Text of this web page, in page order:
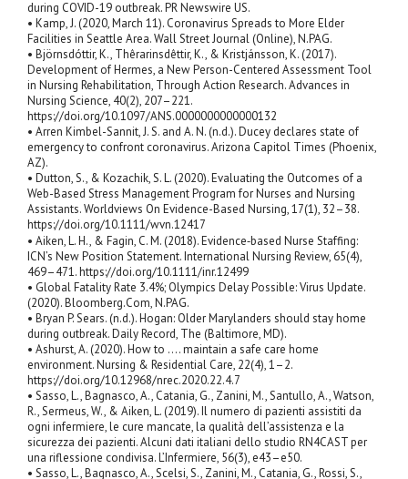
during COVID-19 outbreak. PR Newswire US.
• Kamp, J. (2020, March 11). Coronavirus Spreads to More Elder
Facilities in Seattle Area. Wall Street Journal (Online), N.PAG.
• Björnsdóttir, K., Thêrarinsdêttir, K., & Kristjánsson, K. (2017).
Development of Hermes, a New Person-Centered Assessment Tool
in Nursing Rehabilitation, Through Action Research. Advances in
Nursing Science, 40(2), 207–221.
https://doi.org/10.1097/ANS.0000000000000132
• Arren Kimbel-Sannit, J. S. and A. N. (n.d.). Ducey declares state of
emergency to confront coronavirus. Arizona Capitol Times (Phoenix,
AZ).
• Dutton, S., & Kozachik, S. L. (2020). Evaluating the Outcomes of a
Web-Based Stress Management Program for Nurses and Nursing
Assistants. Worldviews On Evidence-Based Nursing, 17(1), 32–38.
https://doi.org/10.1111/wvn.12417
• Aiken, L. H., & Fagin, C. M. (2018). Evidence‐based Nurse Staffing:
ICN’s New Position Statement. International Nursing Review, 65(4),
469–471. https://doi.org/10.1111/inr.12499
• Global Fatality Rate 3.4%; Olympics Delay Possible: Virus Update.
(2020). Bloomberg.Com, N.PAG.
• Bryan P. Sears. (n.d.). Hogan: Older Marylanders should stay home
during outbreak. Daily Record, The (Baltimore, MD).
• Ashurst, A. (2020). How to …. maintain a safe care home
environment. Nursing & Residential Care, 22(4), 1–2.
https://doi.org/10.12968/nrec.2020.22.4.7
• Sasso, L., Bagnasco, A., Catania, G., Zanini, M., Santullo, A., Watson,
R., Sermeus, W., & Aiken, L. (2019). Il numero di pazienti assistiti da
ogni infermiere, le cure mancate, la qualità dell’assistenza e la
sicurezza dei pazienti. Alcuni dati italiani dello studio RN4CAST per
una riflessione condivisa. L’Infermiere, 56(3), e43–e50.
• Sasso, L., Bagnasco, A., Scelsi, S., Zanini, M., Catania, G., Rossi, S.,